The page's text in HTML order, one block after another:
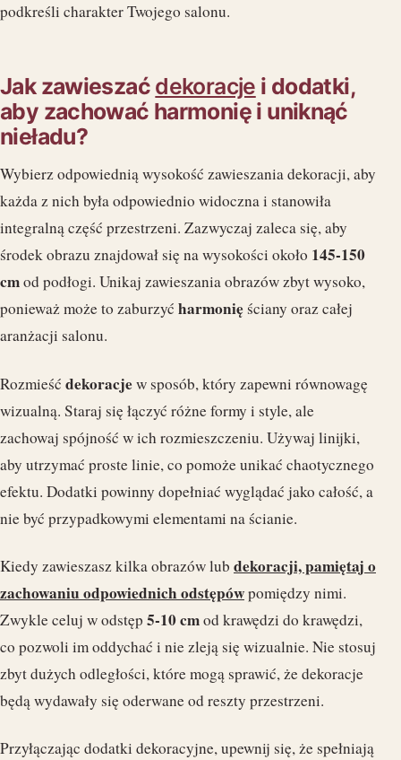
podkreśli charakter Twojego salonu.
Jak zawieszać dekoracje i dodatki,
aby zachować harmonię i uniknąć
nieładu?
Wybierz odpowiednią wysokość zawieszania dekoracji, aby
każda z nich była odpowiednio widoczna i stanowiła
integralną część przestrzeni. Zazwyczaj zaleca się, aby
środek obrazu znajdował się na wysokości około 145-150
cmod podłogi. Unikaj zawieszania obrazów zbyt wysoko,
ponieważ może to zaburzyć harmonię ściany oraz całej
aranżacji salonu.
Rozmieść dekoracjew sposób, który zapewni równowagę
wizualną. Staraj się łączyć różne formy i style, ale
zachowaj spójność w ich rozmieszczeniu. Używaj linijki,
aby utrzymać proste linie, co pomoże unikać chaotycznego
efektu. Dodatki powinny dopełniać wyglądać jako całość, a
nie być przypadkowymi elementami na ścianie.
Kiedy zawieszasz kilka obrazów lub dekoracji, pamiętaj o
zachowaniu odpowiednich odstępówpomiędzy nimi.
Zwykle celuj w odstęp 5-10 cmod krawędzi do krawędzi,
co pozwoli im oddychać i nie zleją się wizualnie. Nie stosuj
zbyt dużych odległości, które mogą sprawić, że dekoracje
będą wydawały się oderwane od reszty przestrzeni.
Przyłączając dodatki dekoracyjne, upewnij się, że spełniają